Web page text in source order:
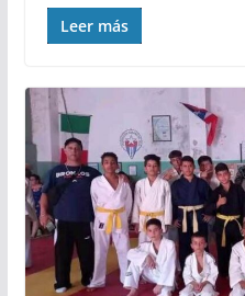
Leer más